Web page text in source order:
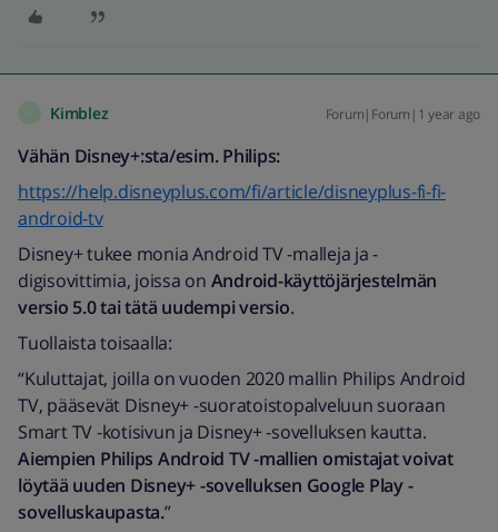
Kimblez Forum|Forum|1 year ago
Vähän Disney+:sta/esim. Philips:
https://help.disneyplus.com/fi/article/disneyplus-fi-fi-
android-tv
Disney+ tukee monia Android TV -malleja ja -
digisovittimia, joissa on Android-käyttöjärjestelmän
versio 5.0 tai tätä uudempi versio.
Tuollaista toisaalla:
“Kuluttajat, joilla on vuoden 2020 mallin Philips Android
TV, pääsevät Disney+ -suoratoistopalveluun suoraan
Smart TV -kotisivun ja Disney+ -sovelluksen kautta.
Aiempien Philips Android TV -mallien omistajat voivat
löytää uuden Disney+ -sovelluksen Google Play -
sovelluskaupasta.”